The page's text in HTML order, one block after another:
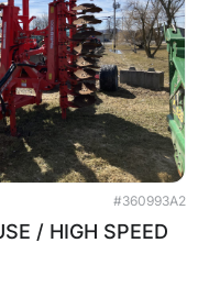
#360993A2
/ HIGH SPEED